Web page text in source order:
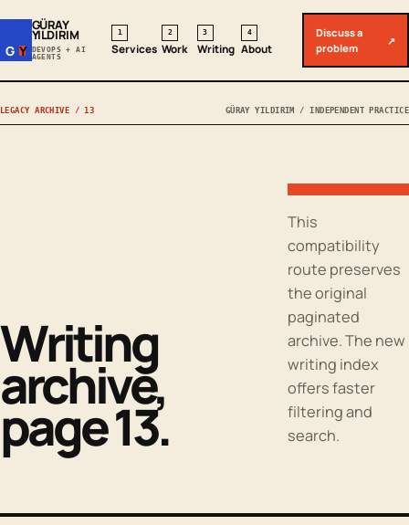
G Y
GÜRAY
YILDIRIM
DEVOPS + AI
AGENTS
1
Services
2
Work
3
Writing
4
About
Discuss a
problem
↗
LEGACY ARCHIVE / 13 GÜRAY YILDIRIM / INDEPENDENT PRACTICE
Writing
archive,
page 13.
This
compatibility
route preserves
the original
paginated
archive. The new
writing index
offers faster
filtering and
search.